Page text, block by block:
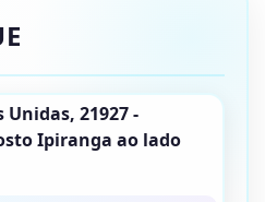
Unidas, 21927 -
Ipiranga ao lado